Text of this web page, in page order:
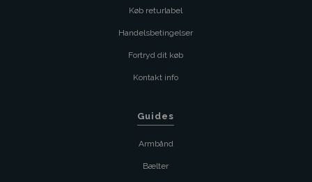
Køb returlabel
Handelsbetingelser
Fortryd dit køb
Kontakt info
Guides
Armbånd
Bælter